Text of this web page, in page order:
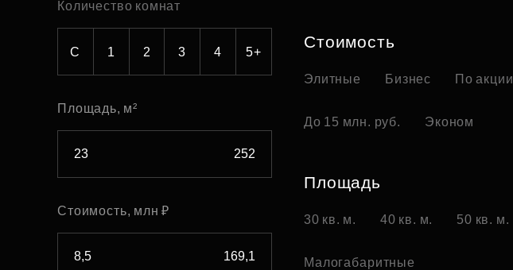
Количество комнат
С 1 2 3 4 5+
Площадь, м²
Стоимость, млн ₽
Стоимость
Элитные Бизнес По акции
До 15 млн. руб. Эконом
Площадь
30 кв. м. 40 кв. м. 50 кв. м.
Малогабаритные